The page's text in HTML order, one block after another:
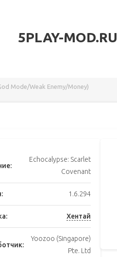
5PLAY-MOD.RU
Mode/Weak Enemy/Money)
Echocalypse: Scarlet
Covenant
1.6.294
Хентай
Yoozoo (Singapore)
Pte. Ltd